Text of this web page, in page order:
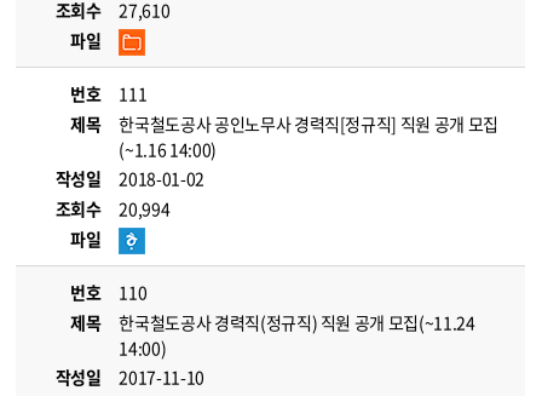
조회수
27,610
파일
번호
111
제목
한국철도공사 공인노무사 경력직[정규직] 직원 공개 모집
(~1.16 14:00)
작성일
2018-01-02
조회수
20,994
파일
번호
110
제목
한국철도공사 경력직(정규직) 직원 공개 모집(~11.24
14:00)
작성일
2017-11-10